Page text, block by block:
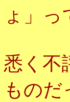
ょ」っ
悉く不
もの